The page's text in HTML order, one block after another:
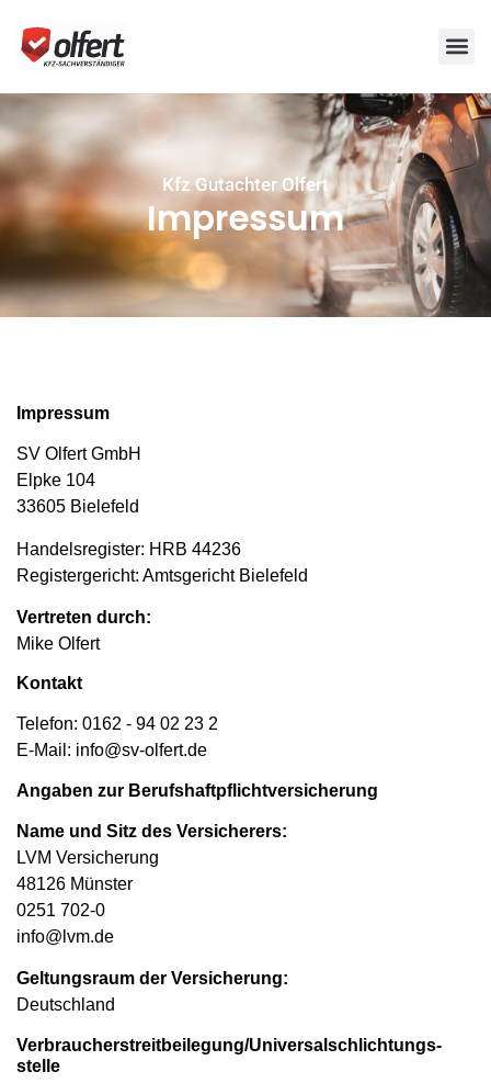
Kfz Gutachter Olfert
Impressum
Impressum
SV Olfert GmbH
Elpke 104
33605 Bielefeld
Handelsregister: HRB 44236
Registergericht: Amtsgericht Bielefeld
Vertreten durch:
Mike Olfert
Kontakt
Telefon: 0162 - 94 02 23 2
E-Mail: info@sv-olfert.de
Angaben zur Berufs­haftpflicht­versicherung
Name und Sitz des Versicherers:
LVM Versicherung
48126 Münster
0251 702-0
info@lvm.de
Geltungsraum der Versicherung:
Deutschland
Verbraucher­streit­beilegung/Universal­schlichtungs­
stelle